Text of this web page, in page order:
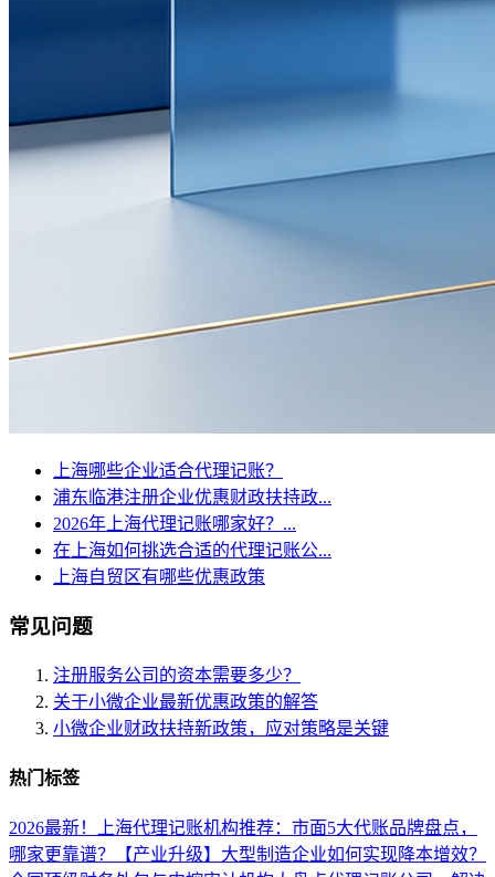
上海哪些企业适合代理记账？
浦东临港注册企业优惠财政扶持政...
2026年上海代理记账哪家好？...
在上海如何挑选合适的代理记账公...
上海自贸区有哪些优惠政策
常见问题
注册服务公司的资本需要多少？
关于小微企业最新优惠政策的解答
小微企业财政扶持新政策，应对策略是关键
热门标签
2026最新！上海代理记账机构推荐：市面5大代账品牌盘点，
哪家更靠谱？
【产业升级】大型制造企业如何实现降本增效？